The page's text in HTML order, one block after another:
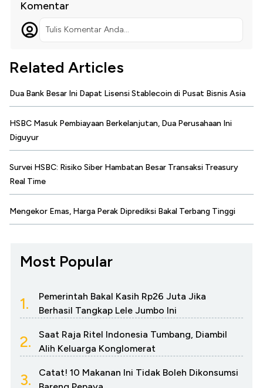
Komentar
Tulis Komentar Anda...
Related Articles
Dua Bank Besar Ini Dapat Lisensi Stablecoin di Pusat Bisnis Asia
HSBC Masuk Pembiayaan Berkelanjutan, Dua Perusahaan Ini
Diguyur
Survei HSBC: Risiko Siber Hambatan Besar Transaksi Treasury
Real Time
Mengekor Emas, Harga Perak Diprediksi Bakal Terbang Tinggi
Most Popular
1.
Pemerintah Bakal Kasih Rp26 Juta Jika
Berhasil Tangkap Lele Jumbo Ini
2.
Saat Raja Ritel Indonesia Tumbang, Diambil
Alih Keluarga Konglomerat
3.
Catat! 10 Makanan Ini Tidak Boleh Dikonsumsi